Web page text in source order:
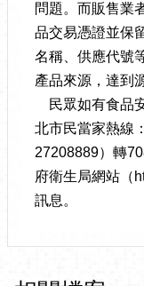
問題。而販售業
品交易憑證並保
名稱、供應代號
產品來源，達到
民眾如有食品
北市民當家熱線
27208889）轉
府衛生局網站（
訊息。